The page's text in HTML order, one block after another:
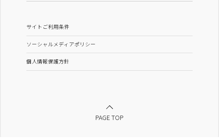
サイトご利用条件
ソーシャルメディアポリシー
個人情報保護方針
PAGE TOP